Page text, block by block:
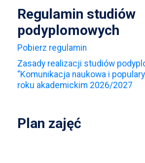
Regulamin studiów
podyplomowych
Pobierz regulamin
Zasady realizacji studiów
“Komunikacja naukowa i
roku akademickim 2026/2027
Plan zajęć